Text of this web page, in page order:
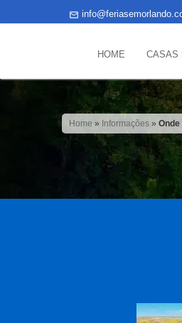
HOME CASAS
Home » Informações »